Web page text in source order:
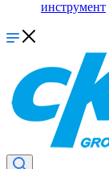
инструмент